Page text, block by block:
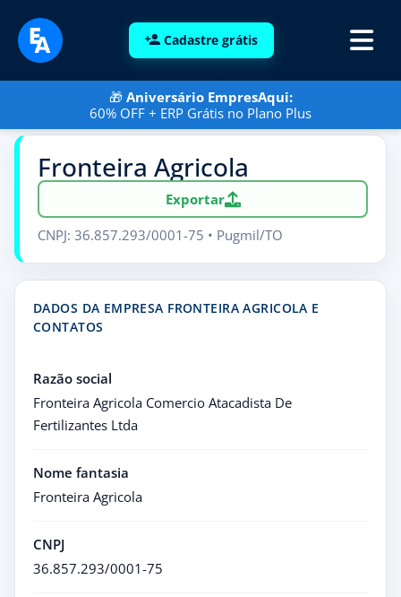
Cadastre grátis
🎁 Aniversário EmpresAqui:
60% OFF + ERP Grátis no Plano Plus
Fronteira Agricola
Exportar
CNPJ: 36.857.293/0001-75 • Pugmil/TO
DADOS DA EMPRESA FRONTEIRA AGRICOLA E
CONTATOS
Razão social
Fronteira Agricola Comercio Atacadista De
Fertilizantes Ltda
Nome fantasia
Fronteira Agricola
CNPJ
36.857.293/0001-75